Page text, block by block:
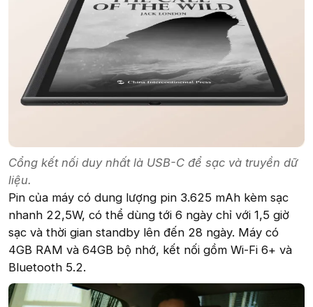
Cổng kết nối duy nhất là USB-C để sạc và truyền dữ
liệu.
Pin của máy có dung lượng pin 3.625 mAh kèm sạc
nhanh 22,5W, có thể dùng tới 6 ngày chỉ với 1,5 giờ
sạc và thời gian standby lên đến 28 ngày. Máy có
4GB RAM và 64GB bộ nhớ, kết nối gồm Wi-Fi 6+ và
Bluetooth 5.2.